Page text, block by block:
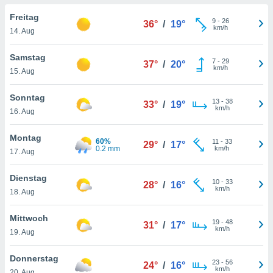
Partner
es uns
verfolgen
Profil zu
Ihnen
Inhalte
Weitere
finden
. Sie
Sie
Rand
Freitag
14. Aug
36° / 19° 9- 26
km/h
Samstag
15. Aug
37° / 20° 7- 29
km/h
Sonntag
16. Aug
33° / 19° 13- 38
km/h
Montag
17. Aug
60%
0.2 mm
29° / 17° 11 - 33
km/h
Dienstag
18. Aug
28° / 16° 10- 33
km/h
Mittwoch
19. Aug
31° / 17° 19- 48
km/h
Donnerstag
24° / 16° 23- 56
km/h